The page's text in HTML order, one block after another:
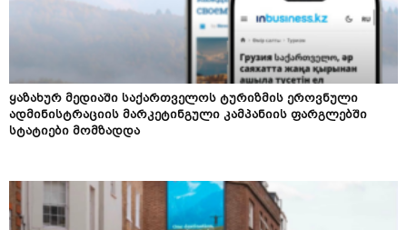
ყაზახურ მედიაში საქართველოს ტურიზმის ეროვნული
ადმინისტრაციის მარკეტინგული კამპანიის ფარგლებში
სტატიები მომზადდა